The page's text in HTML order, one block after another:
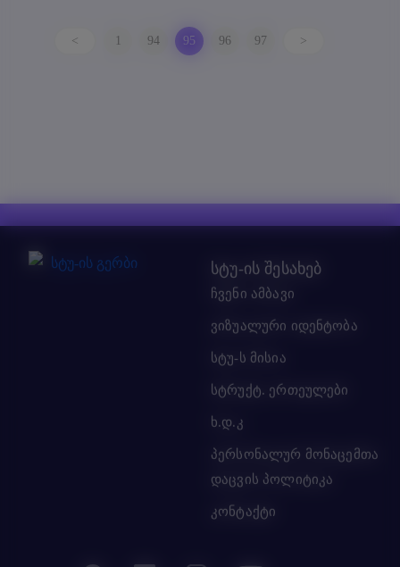
< 94 95 96 97 >
სტუ-ის შესახებ
ჩვენი ამბავი
ვიზუალური იდენტობა
სტუ-ს მისია
სტრუქტ. ერთეულები
ხ.დ.კ
პერსონალურ მონაცემთა
დაცვის პოლიტიკა
კონტაქტი